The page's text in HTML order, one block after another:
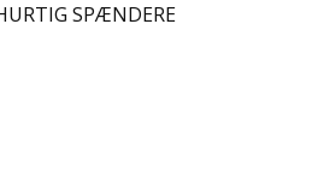
SPÆNDERE